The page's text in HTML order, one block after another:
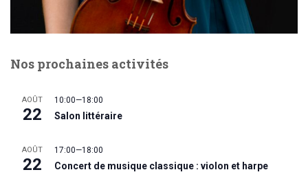
Nos prochaines activités
AOÛT
22
10:00—18:00
Salon littéraire
AOÛT
22
17:00—18:00
Concert de musique classique : violon et harpe